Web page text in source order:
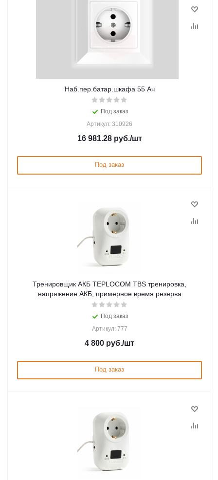
Наб.пер.батар.шкафа 55 Ач
Под заказ
Артикул: 310926
16 981.28руб./шт
Под заказ
Тренировщик АКБ TEPLOCOM TBS тренировка,
напряжение АКБ, примерное время резерва
Под заказ
Артикул: 777
4 800 руб./шт
Под заказ